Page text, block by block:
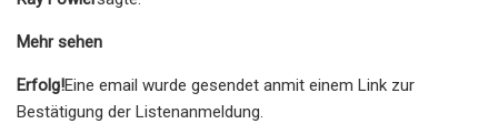
Mehr sehen
Erfolg!Eine email wurde gesendet anmit einem Link zur
Bestätigung der Listenanmeldung.